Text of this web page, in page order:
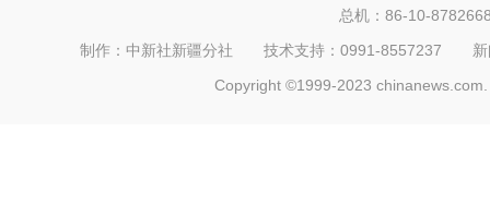
总机：86-10-
制作：中新社新疆分社 技术支持：0991-8557237
Copyright ©1999-2023